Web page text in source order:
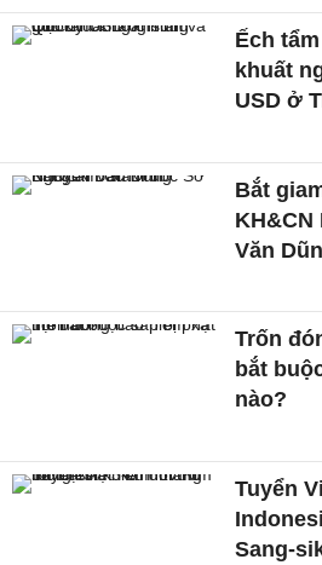
Ếch
khuất
USD ở
Bắt
KH&CN
Văn
Trốn
bắt
nào?
Tuyển
Sang-